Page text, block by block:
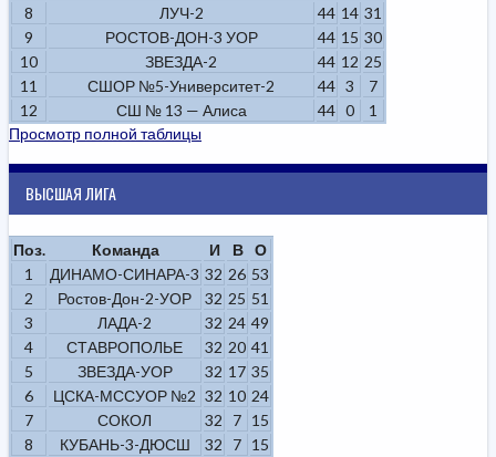
8
ЛУЧ-2 44 14 31
9
РОСТОВ-ДОН-3 УОР 44 15 30
10
ЗВЕЗДА-2 44 12 25
11
СШОР №5-Университет-2 44 3
7
12
СШ № 13 — Алиса 44 0
1
Просмотр полной таблицы
ВЫСШАЯ ЛИГА
Поз. Команда И В
О
1
ДИНАМО-СИНАРА-3 32 26 53
2
Ростов-Дон-2-УОР 32 25 51
3
ЛАДА-2 32 24 49
4
СТАВРОПОЛЬЕ 32 20 41
5
ЗВЕЗДА-УОР 32 17 35
6
ЦСКА-МССУОР №2 32 10 24
7
СОКОЛ 32 7 15
8
КУБАНЬ-3-ДЮСШ 32 7 15